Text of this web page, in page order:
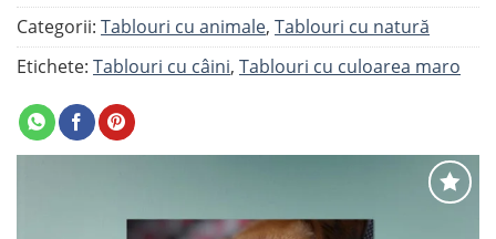
Categorii: Tablouri cu animale, Tablouri cu natură
Etichete: Tablouri cu câini, Tablouri cu culoarea maro